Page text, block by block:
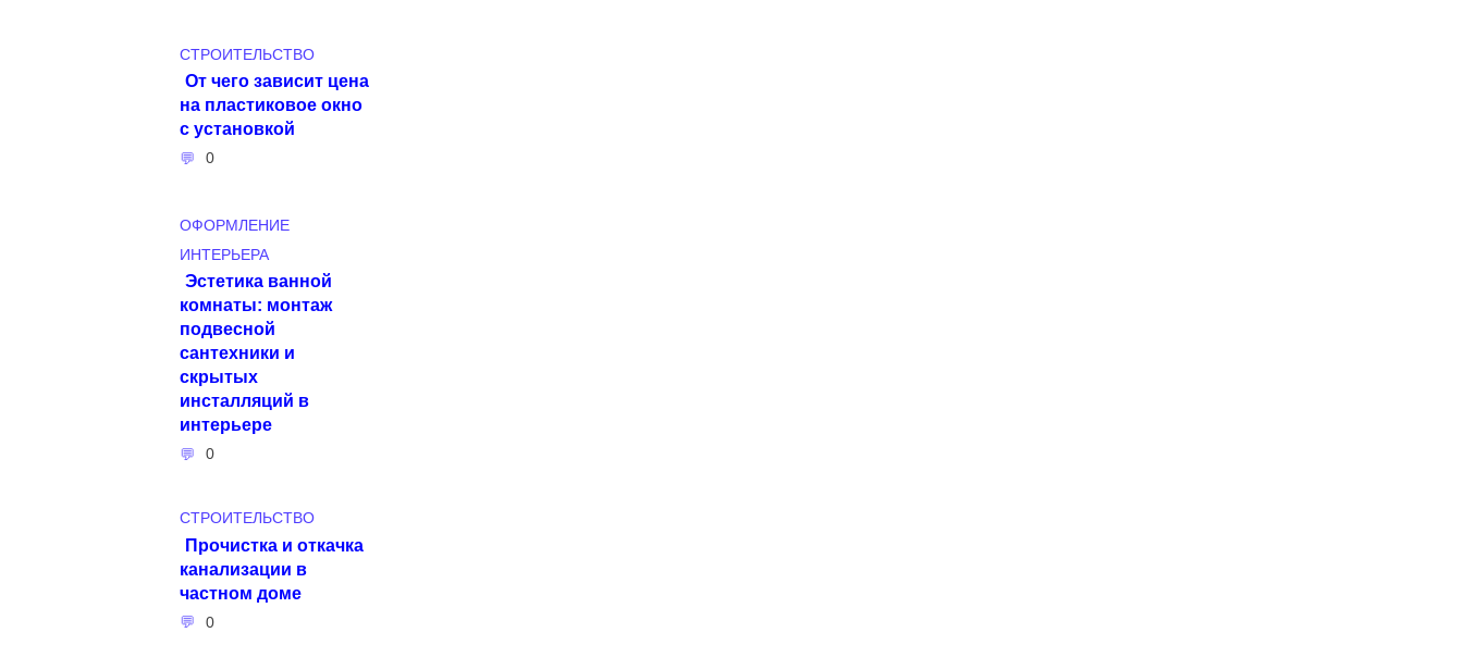
СТРОИТЕЛЬСТВО
От чего зависит цена
на пластиковое окно
с установкой
0
ОФОРМЛЕНИЕ
ИНТЕРЬЕРА
Эстетика ванной
комнаты: монтаж
подвесной
сантехники и
скрытых
инсталляций в
интерьере
0
СТРОИТЕЛЬСТВО
Прочистка и откачка
канализации в
частном доме
0